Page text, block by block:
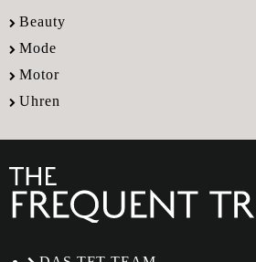
Beauty
Mode
Motor
Uhren